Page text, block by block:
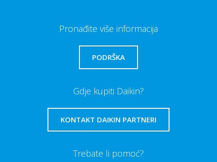
Pronađite više informacija
PODRŠKA
Gdje kupiti Daikin?
KONTAKT DAIKIN PARTNERI
Trebate li pomoć?